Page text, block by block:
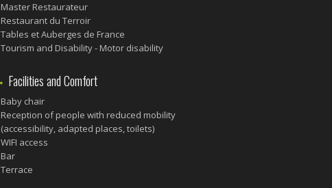
Master Restaurateur
Restaurant du Terroir
Tables et Auberges de France
Tourism and Disability - Motor disability
Facilities and Comfort
Baby chair
Reception of people with reduced mobility
(accessibility, adapted places, toilets)
WIFI access
Bar
Terrace